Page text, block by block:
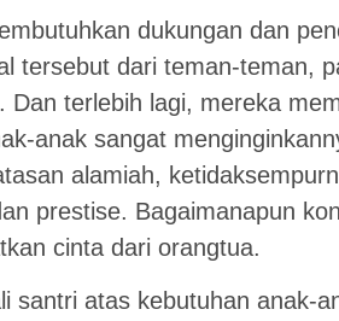
dukungan dan
tersebut dari teman-teman,
Dan terlebih lagi, mereka
anak sangat
alamiah,
prestise. Bagaimanapun
cinta dari orangtua.
santri atas kebutuhan anak-